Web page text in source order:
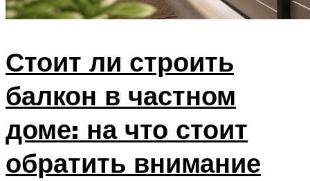
Стоит ли строить
балкон в частном
доме: на что стоит
обратить внимание